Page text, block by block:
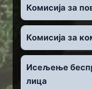
Комисија за
Комисија за
Исељење
лица